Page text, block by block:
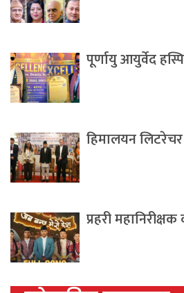
पूर्णायु आयुर्वेद
हिमालयन लिटरेचर
प्रहरी